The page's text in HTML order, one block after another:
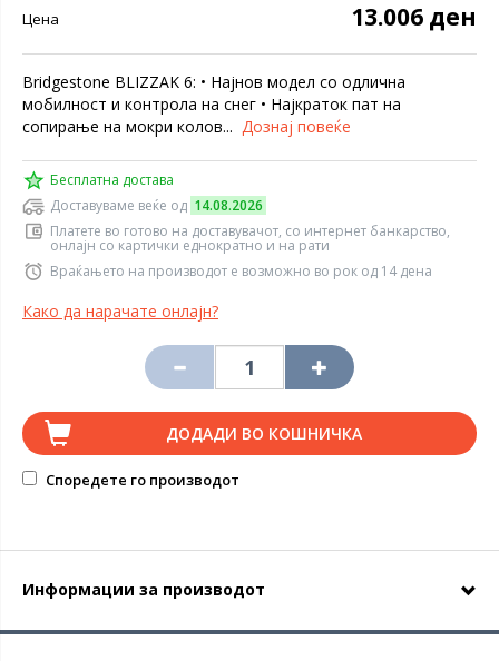
Цена 13.006 ден
Bridgestone BLIZZAK 6: • Најнов модел со одлична
мобилност и контрола на снег • Најкраток пат на
сопирање на мокри колов... Дознај повеќе
Бесплатна достава
Доставуваме веќе од 14.08.2026
Платете во готово на доставувачот, со интернет банкарство,
онлајн со картички еднократно и на рати
Враќањето на производот е возможно во рок од 14 дена
Како да нарачате онлајн?
ДОДАДИ ВО КОШНИЧКА
Споредете го производот
Информации за производот